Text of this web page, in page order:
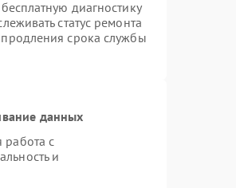
диагностику
статус ремонта
срока службы
данных
работа с
и